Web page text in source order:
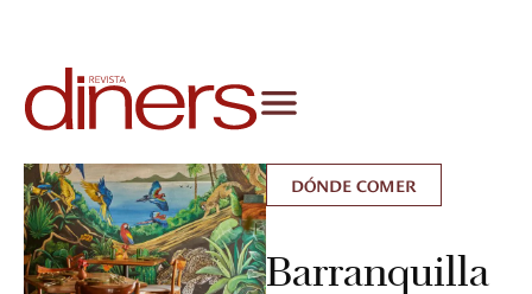
DÓNDE COMER
Barranquilla